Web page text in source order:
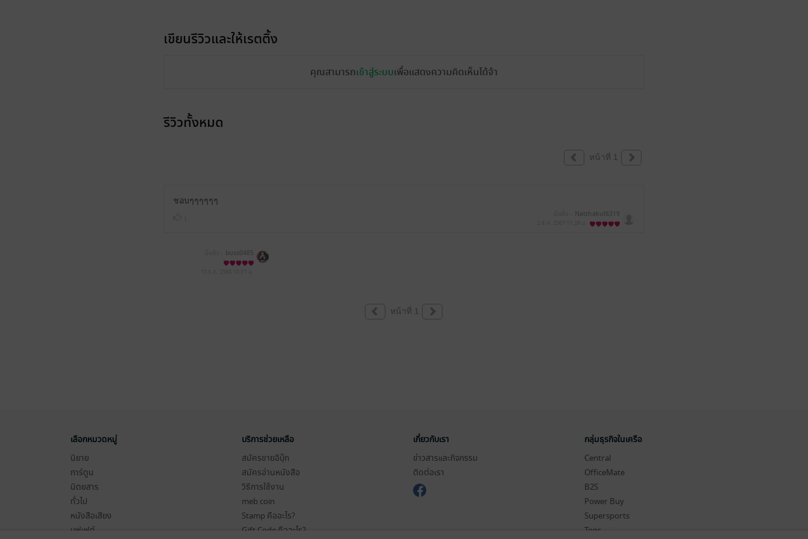
เขียนรีวิวและให้เรตติ้ง
คุณสามารถเข้าสู่ระบบเพื่อแสดงความคิดเห็นได้จ้า
รีวิวทั้งหมด
หน้าที่ 1
ชอบๆๆๆๆๆๆ
Natthakul6319
buss0485
หน้าที่ 1
เลือกหมวดหมู่
นิยาย
การ์ตูน
นิตยสาร
ทั่วไป
หนังสือเสียง
บุฟเฟต์
บริการช่วยเหลือ
สมัครขายอีบุ๊ก
สมัครอ่านหนังสือ
วิธีการใช้งาน
meb coin
Stamp คืออะไร?
Gift Code คืออะไร?
เกี่ยวกับเรา
ข่าวสารและกิจกรรม
ติดต่อเรา
กลุ่มธุรกิจในเครือ
Central
OfficeMate
B2S
Power Buy
Supersports
Tops